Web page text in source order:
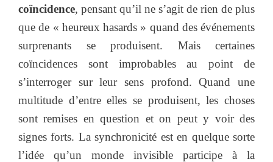
coïncidence, pensant qu’il ne s’agit de rien de plus
que de « heureux hasards » quand des événements
surprenants se produisent. Mais certaines
coïncidences sont improbables au point de
s’interroger sur leur sens profond. Quand une
multitude d’entre elles se produisent, les choses
sont remises en question et on peut y voir des
signes forts. La synchronicité est en quelque sorte
l’idée qu’un monde invisible participe à la